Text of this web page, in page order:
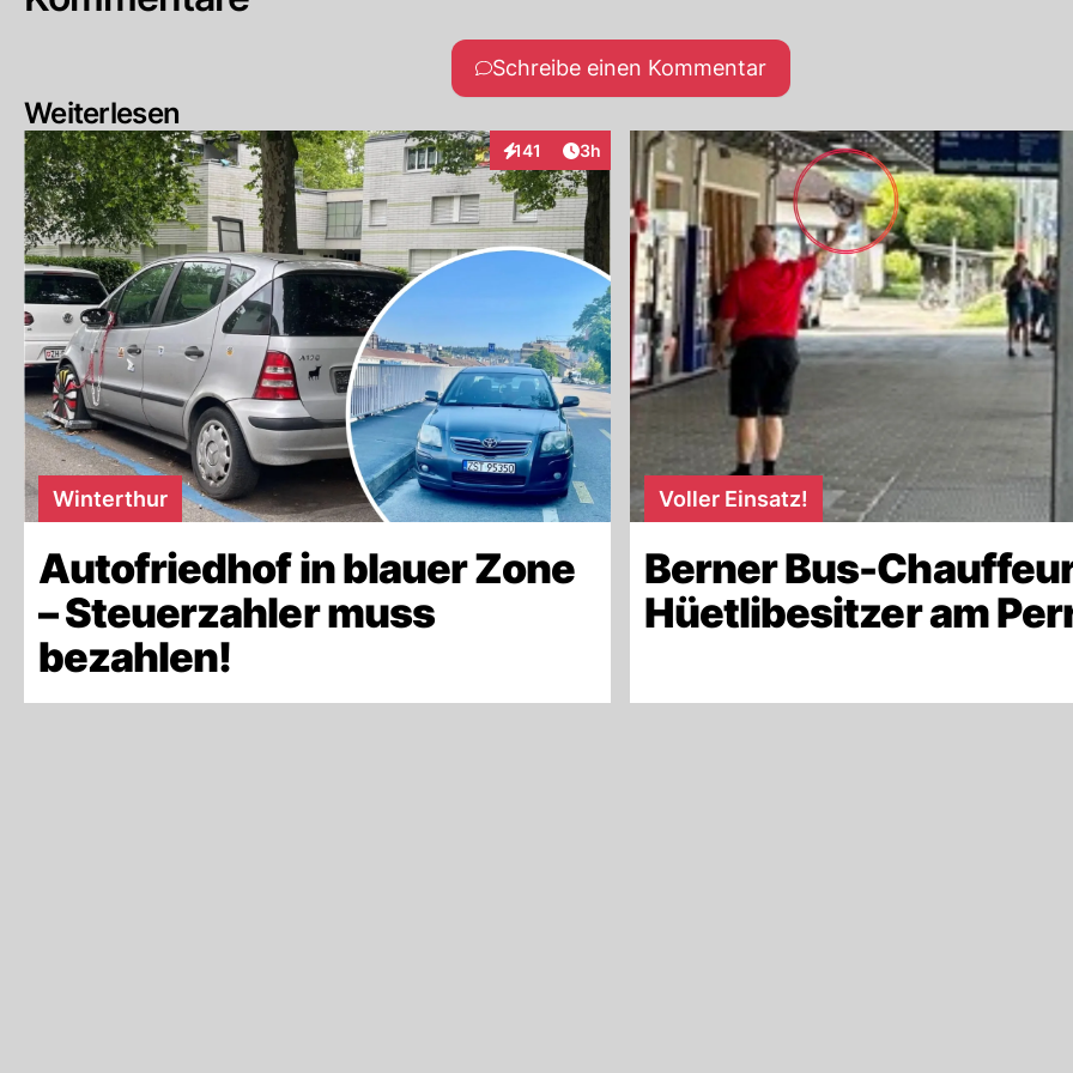
Schreibe einen Kommentar
Weiterlesen
141
InteraktionenArtikel veröffentlicht:
3h
Winterthur
Autofriedhof in blauer Zone
– Steuerzahler muss
bezahlen!
Voller Einsatz!
Berner Bus-
Hüetlibesitzer am